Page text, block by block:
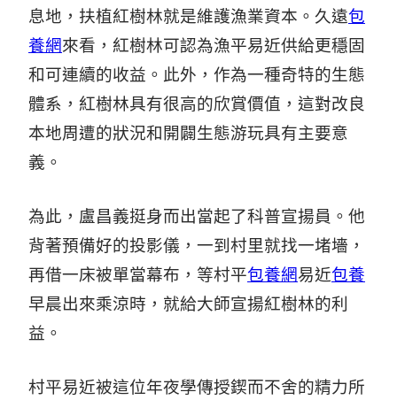
息地，扶植紅樹林就是維護漁業資本。久遠包
養網來看，紅樹林可認為漁平易近供給更穩固
和可連續的收益。此外，作為一種奇特的生態
體系，紅樹林具有很高的欣賞價值，這對改良
本地周遭的狀況和開闢生態游玩具有主要意
義。
為此，盧昌義挺身而出當起了科普宣揚員。他
背著預備好的投影儀，一到村里就找一堵墻，
再借一床被單當幕布，等村平包養網易近包養
早晨出來乘涼時，就給大師宣揚紅樹林的利
益。
村平易近被這位年夜學傳授鍥而不舍的精力所